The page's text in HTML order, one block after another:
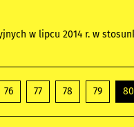
w lipcu 2014 r. w
76 77 78 79 80